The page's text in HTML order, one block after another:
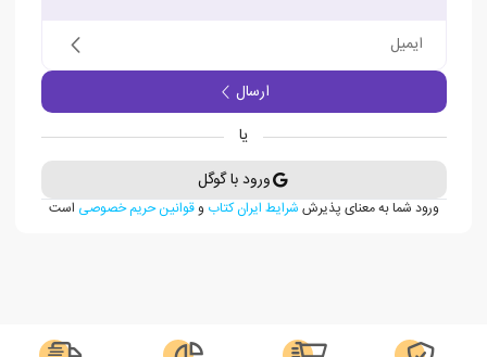
ایمیل
ارسال
یا
ورود با گوگل
ورود شما به معنای پذیرش شرایط ایران کتاب وقوانین حریم خصوصی است